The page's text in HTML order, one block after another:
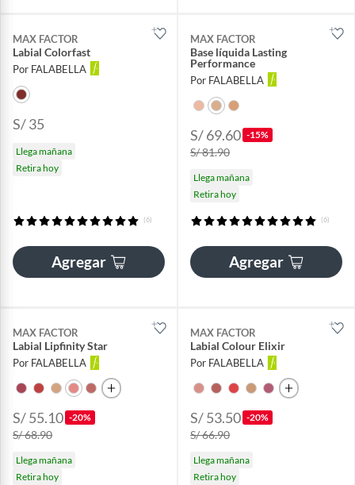
MAX FACTOR
Labial Colorfast
Por FALABELLA
S/ 35
Llega mañana
Retira hoy
(6)
Agregar
MAX FACTOR
Base líquida Lasting
Performance
Por FALABELLA
S/ 69.60 -15%
S/ 81.90
Llega mañana
Retira hoy
(6)
Agregar
MAX FACTOR
Labial Lipfinity Star
Por FALABELLA
S/ 55.10 -20%
S/ 68.90
Llega mañana
Retira hoy
MAX FACTOR
Labial Colour Elixir
Por FALABELLA
S/ 53.50 -20%
S/ 66.90
Llega mañana
Retira hoy